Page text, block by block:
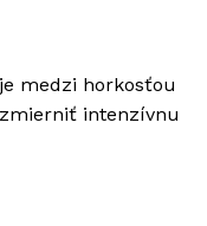
medzi horkosťou
intenzívnu